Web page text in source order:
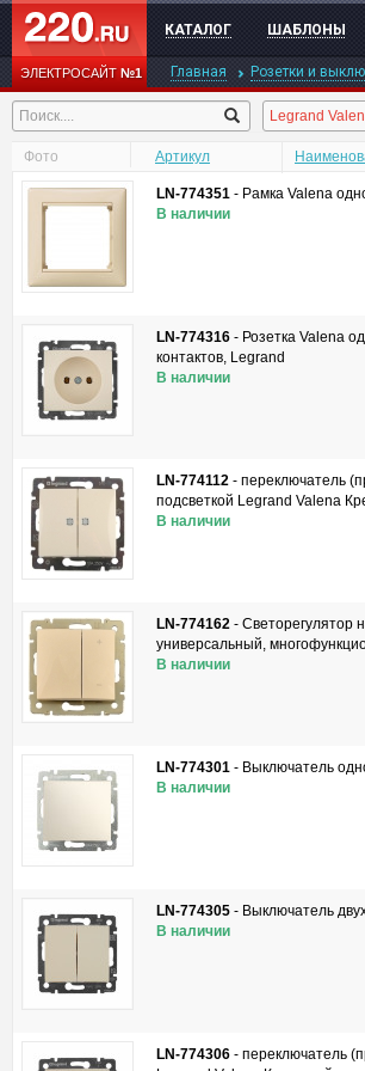
ЭЛЕКТРОСАЙТ№1
КАТАЛОГ ШАБЛОНЫ
Главная Розетки и
Фото Артикул
LN-774351 - Рамка Valena
В наличии
LN-774316 - Розетка Valena
контактов, Legrand
В наличии
LN-774112 - переключатель
подсветкой Legrand Valena
В наличии
LN-774162 - Светорегулятор
универсальный,
В наличии
LN-774301 - Выключатель
В наличии
LN-774305 - Выключатель
В наличии
LN-774306 - переключатель